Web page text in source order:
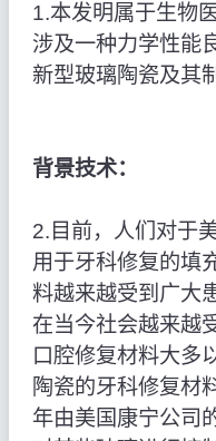
1.本发明属于生物
涉及一种力学性能
新型玻璃陶瓷及其
背景技术：
2.目前，人们对于
用于牙科修复的填
料越来越受到广大
在当今社会越来越
口腔修复材料大多
陶瓷的牙科修复材
年由美国康宁公司